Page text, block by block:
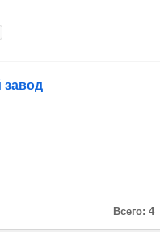
завод
Всего: 4